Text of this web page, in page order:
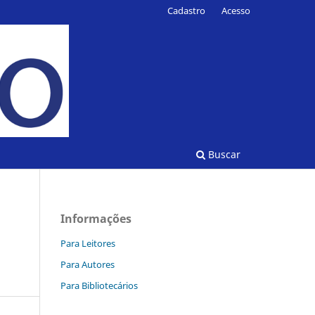
Buscar
Cadastro Acesso
Informações
Para Leitores
Para Autores
Para Bibliotecários